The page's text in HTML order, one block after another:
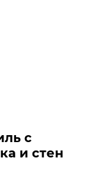
с
и стен